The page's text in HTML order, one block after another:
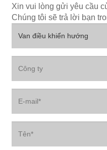
Xin vui lòng gửi yêu cầu
Chúng tôi sẽ trả lời bạn